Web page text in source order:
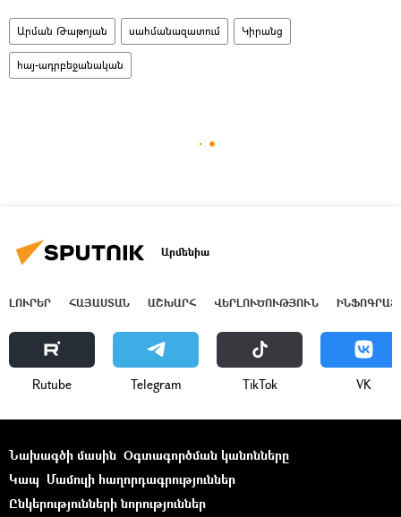
Արման Թաթոյան սահմանազատում Կիրանց
հայ-ադրբեջանական
Արմենիա
ԼՈՒՐԵՐ ՀԱՅԱՍՏԱՆ ԱՇԽԱՐՀ ՎԵՐԼՈՒԾՈՒԹՅՈՒՆ
Rutube Telegram ТikТоk VK
Նախագծի մասին Օգտագործման կանոնները
Կապ Մամուլի հաղորդագրություններ
Ընկերությունների նորություններ